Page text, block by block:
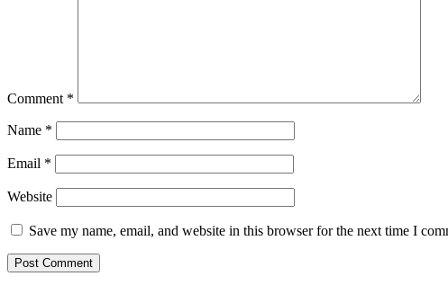
Comment *
Name *
Email *
Website
Save my name, email, and website in this browser for the next time I